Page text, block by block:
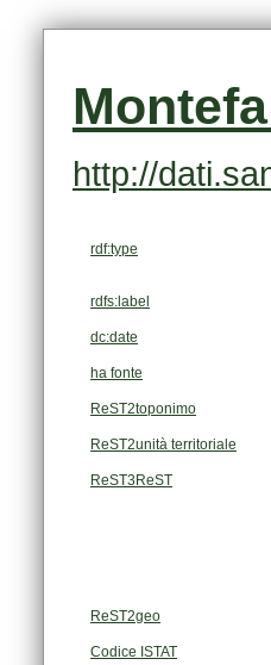
http://
rdf:type
rdfs:label
dc:date
ha fonte
ReST2toponimo
ReST2unità territoriale
ReST3ReST
ReST2geo
Codice ISTAT